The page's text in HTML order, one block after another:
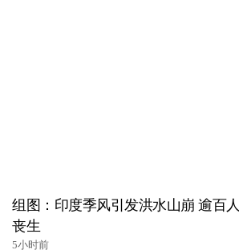
组图：印度季风引发洪水山崩 逾百人
丧生
5小时前